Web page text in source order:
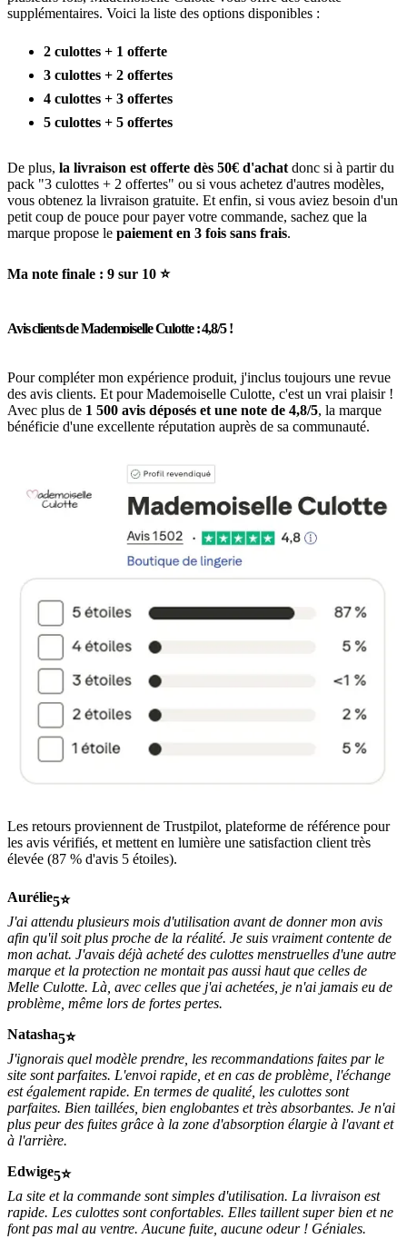
supplémentaires. Voici la liste des options disponibles :
2 culottes + 1 offerte
3 culottes + 2 offertes
4 culottes + 3 offertes
5 culottes + 5 offertes
De plus, la livraison est offerte dès 50€ d'achat donc si à partir du
pack "3 culottes + 2 offertes" ou si vous achetez d'autres modèles,
vous obtenez la livraison gratuite. Et enfin, si vous aviez besoin d'un
petit coup de pouce pour payer votre commande, sachez que la
marque propose le paiement en 3 fois sans frais.
Ma note finale : 9 sur 10 ⭐️
Avis clients de Mademoiselle Culotte : 4,8/5 !
Pour compléter mon expérience produit, j'inclus toujours une revue
des avis clients. Et pour Mademoiselle Culotte, c'est un vrai plaisir !
Avec plus de 1 500 avis déposés et une note de 4,8/5, la marque
bénéficie d'une excellente réputation auprès de sa communauté.
Les retours proviennent de Trustpilot, plateforme de référence pour
les avis vérifiés, et mettent en lumière une satisfaction client très
élevée (87 % d'avis 5 étoiles).
Aurélie5
J'ai attendu plusieurs mois d'utilisation avant de donner mon avis
afin qu'il soit plus proche de la réalité. Je suis vraiment contente de
mon achat. J'avais déjà acheté des culottes menstruelles d'une autre
marque et la protection ne montait pas aussi haut que celles de
Melle Culotte. Là, avec celles que j'ai achetées, je n'ai jamais eu de
problème, même lors de fortes pertes.
Natasha5
J'ignorais quel modèle prendre, les recommandations faites par le
site sont parfaites. L'envoi rapide, et en cas de problème, l'échange
est également rapide. En termes de qualité, les culottes sont
parfaites. Bien taillées, bien englobantes et très absorbantes. Je n'ai
plus peur des fuites grâce à la zone d'absorption élargie à l'avant et
à l'arrière.
Edwige5
La site et la commande sont simples d'utilisation. La livraison est
rapide. Les culottes sont confortables. Elles taillent super bien et ne
font pas mal au ventre. Aucune fuite, aucune odeur ! Géniales.